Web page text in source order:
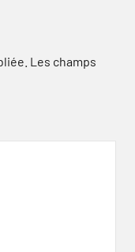
Les champs